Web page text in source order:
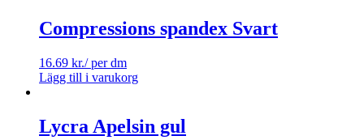
Compressions spandex Svart
16.69 kr./ per dm
Lägg till i varukorg
Lycra Apelsin gul